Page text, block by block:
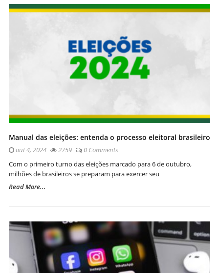
Manual das eleições: entenda o processo eleitoral brasileiro
out 4, 2024 2759
0 Comments
Com o primeiro turno das eleições marcado para 6 de outubro,
milhões de brasileiros se preparam para exercer seu
Read More...